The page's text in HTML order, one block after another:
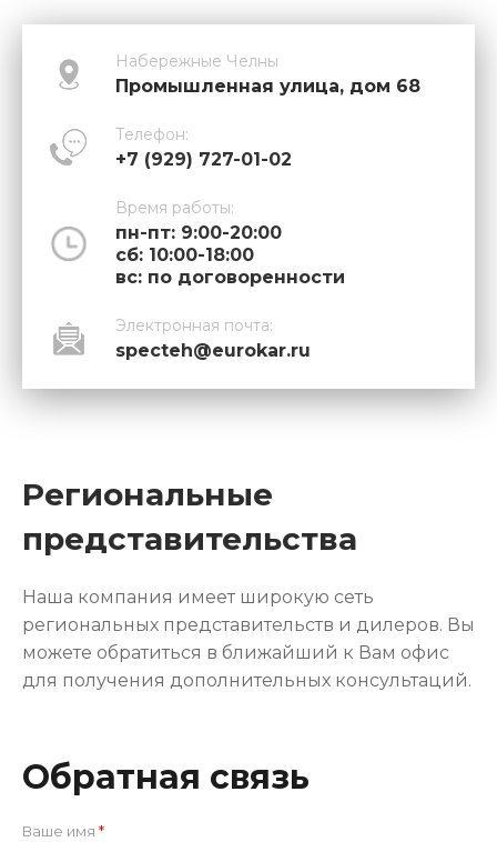
Набережные Челны
Промышленная улица, дом 68
Телефон:
+7 (929) 727-01-02
Время работы:
пн-пт: 9:00-20:00
сб: 10:00-18:00
вс: по договоренности
Электронная почта:
specteh@eurokar.ru
Региональные
представительства
Наша компания имеет широкую сеть
региональных представительств и дилеров. Вы
можете обратиться в ближайший к Вам офис
для получения дополнительных консультаций.
Обратная связь
Ваше имя